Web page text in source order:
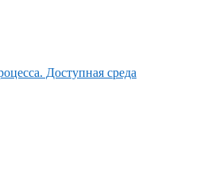
Доступная среда